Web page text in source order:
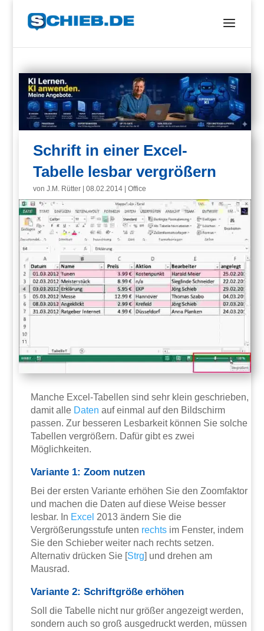
Schrift in einer Excel-
Tabelle lesbar vergrößern
vonJ.M. Rütter |08.02.2014 |Office
Manche Excel-Tabellen sind sehr klein geschrieben,
damit alle Daten auf einmal auf den Bildschirm
passen. Zur besseren Lesbarkeit können Sie solche
Tabellen vergrößern. Dafür gibt es zwei
Möglichkeiten.
Variante 1: Zoom nutzen
Bei der ersten Variante erhöhen Sie den Zoomfaktor
und machen die Daten auf diese Weise besser
lesbar. In Excel 2013 ändern Sie die
Vergrößerungsstufe unten rechts im Fenster, indem
Sie den Schieber weiter nach rechts setzen.
Alternativ drücken Sie [Strg] und drehen am
Mausrad.
Variante 2: Schriftgröße erhöhen
Soll die Tabelle nicht nur größer angezeigt werden,
sondern auch so groß ausgedruckt werden, müssen